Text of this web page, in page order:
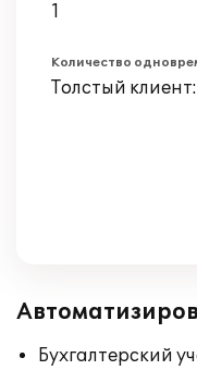
1
Количество
Толстый клиент:
Бухгалтерский